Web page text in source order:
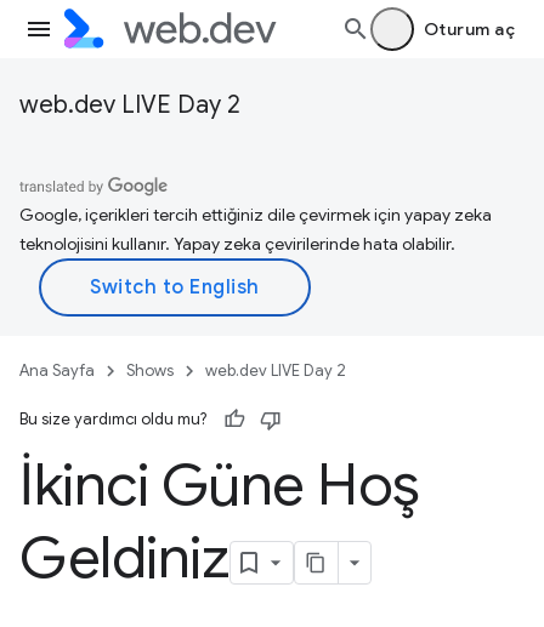
Oturum aç
web.dev LIVE Day 2
Google, içerikleri tercih ettiğiniz dile çevirmek için yapay zeka
teknolojisini kullanır. Yapay zeka çevirilerinde hata olabilir.
Ana Sayfa Shows web.dev LIVE Day 2
Bu size yardımcı oldu mu?
İkinci Güne Hoş
Geldiniz